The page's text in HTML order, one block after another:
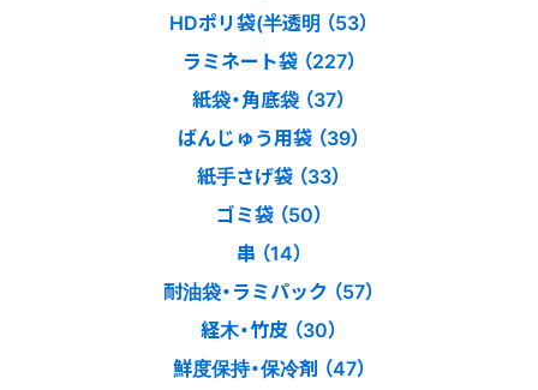
HDポリ袋(半透明 （53）
ラミネート袋 （227）
紙袋・角底袋 （37）
ばんじゅう用袋 （39）
紙手さげ袋 （33）
ゴミ袋 （50）
串 （14）
耐油袋・ラミパック （57）
経木・竹皮 （30）
鮮度保持・保冷剤 （47）